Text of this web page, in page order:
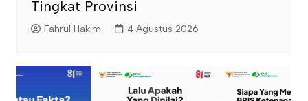
Tingkat Provinsi
Fahrul Hakim 4 Agustus 2026